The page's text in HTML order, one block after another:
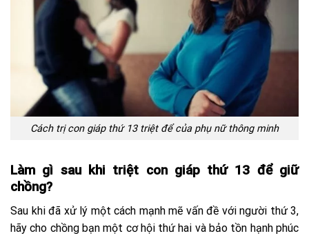
Cách trị con giáp thứ 13 triệt để của phụ nữ thông minh
Làm gì sau khi triệt con giáp thứ 13 để giữ
chồng?
Sau khi đã xử lý một cách mạnh mẽ vấn đề với người thứ 3,
hãy cho chồng bạn một cơ hội thứ hai và bảo tồn hạnh phúc